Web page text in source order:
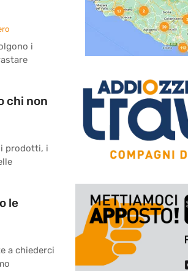
i
chi non
prodotti, i
le
a chiederci